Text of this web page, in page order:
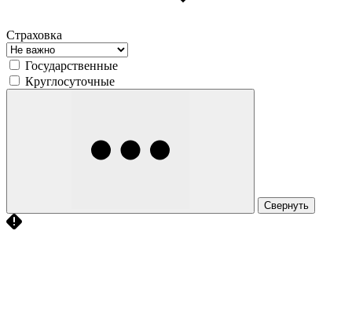
Страховка
Государственные
Круглосуточные
Свернуть